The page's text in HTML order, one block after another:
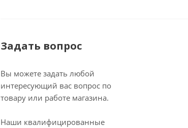
Задать вопрос
Вы можете задать любой
интересующий вас вопрос по
товару или работе магазина.
Наши квалифицированные